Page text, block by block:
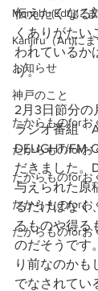
Manabu(Edu)に
Kanjiru（Art)に
お知らせ
神戸のこと
たからものfor
たからものforお
たからものforお
たからものforお
たからものforお
伝えたくなる
くありがたい
われているか
り。
2月3日節分の
ラジオ番組「
DELIGHT/FM-
だきました。
与えられた原
るだけはなく
るものや得る
のだそうです
り前なのかも
でなされてい